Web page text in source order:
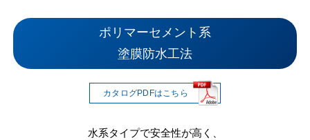
ウレタン系 塗膜防水工法
カタログPDFはこちら
加え、多彩な性能を持つ
FRP系 塗膜防水工法
カタログPDFはこちら
ガラスマットに含浸させた
ポリマーセメント系
塗膜防水工法
カタログPDFはこちら
水系タイプで安全性が高く、
アスファルト防水
カタログPDFはこちら
デザイン性に優れています。